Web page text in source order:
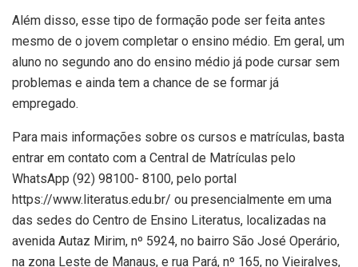
Além disso, esse tipo de formação pode ser feita antes
mesmo de o jovem completar o ensino médio. Em geral, um
aluno no segundo ano do ensino médio já pode cursar sem
problemas e ainda tem a chance de se formar já
empregado.
Para mais informações sobre os cursos e matrículas, basta
entrar em contato com a Central de Matrículas pelo
WhatsApp (92) 98100- 8100, pelo portal
https://www.literatus.edu.br/ ou presencialmente em uma
das sedes do Centro de Ensino Literatus, localizadas na
avenida Autaz Mirim, nº 5924, no bairro São José Operário,
na zona Leste de Manaus, e rua Pará, nº 165, no Vieiralves,